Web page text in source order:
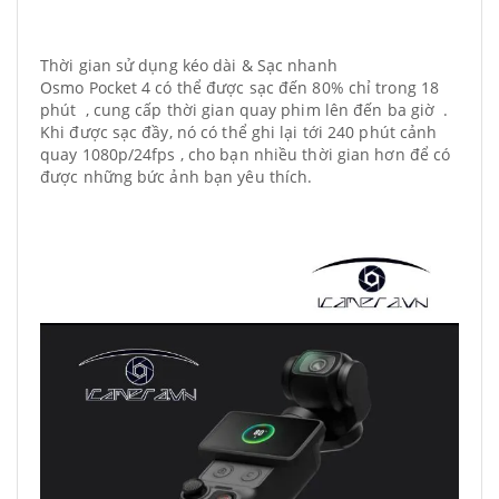
Thời gian sử dụng kéo dài & Sạc nhanh
Osmo Pocket 4 có thể được sạc đến 80% chỉ trong 18
phút , cung cấp thời gian quay phim lên đến ba giờ .
Khi được sạc đầy, nó có thể ghi lại tới 240 phút cảnh
quay 1080p/24fps , cho bạn nhiều thời gian hơn để có
được những bức ảnh bạn yêu thích.